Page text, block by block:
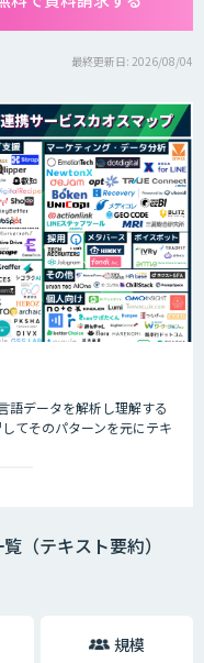
最終更新日: 2026/08/04
語データを解析し理解する
てそのパターンを元にテキ
対話を模倣することがで
（テキスト要約）
規模